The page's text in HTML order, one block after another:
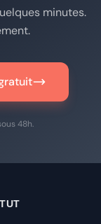
minutes.
48h.